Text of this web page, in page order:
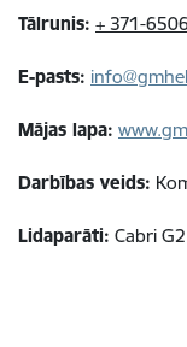
Tālrunis: + 371-
E-pasts:
Mājas lapa:
Darbības veids:
Lidaparāti: Cabri